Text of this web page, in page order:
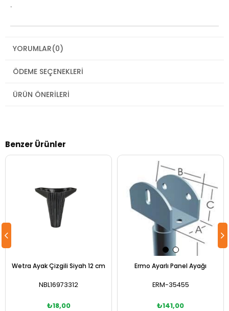
.
YORUMLAR(0)
ÖDEME SEÇENEKLERI
ÜRÜN ÖNERILERI
Benzer Ürünler
Wetra Ayak Çizgili Siyah 12 cm
NBL16973312
₺18,00
Ermo Ayarlı Panel Ayağı
ERM-35455
₺141,00